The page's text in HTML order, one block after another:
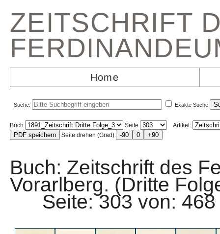
ZEITSCHRIFT
Home
Suche: Exakte Suche
Buch Seite
Artikel:
Seite drehen (Grad):
Buch: Zeitschrift des
Vorarlberg. (Dritte
Seite: 303 von: